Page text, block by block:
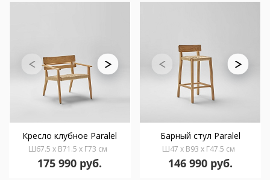
Кресло клубное Paralel
Ш67.5 x В71.5 x Г73 см
175 990 руб.
Барный стул Paralel
Ш47 x В93 x Г47.5 см
146 990 руб.